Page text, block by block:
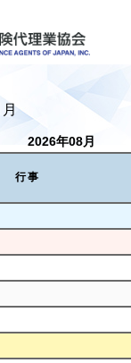
月
2026年08月
行事